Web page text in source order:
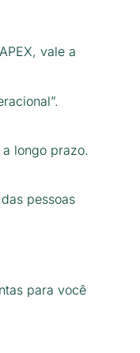
vale a
longo prazo.
pessoas
para você